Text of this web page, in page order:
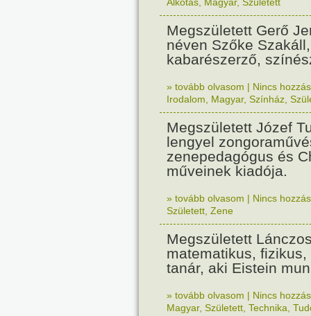
Megszületett Gerő
néven Szőke Szakáll,
kabarészerző,
» tovább olvasom | Nincs
Irodalom
Magyar, Színház
Megszületett Józef
lengyel
zenepedagógus és
műveinek kiadója.
» tovább olvasom | Nincs
Született Zene
Megszületett
matematikus,
tanár, aki Eistein
» tovább olvasom | Nincs
Magyar, Született Technika